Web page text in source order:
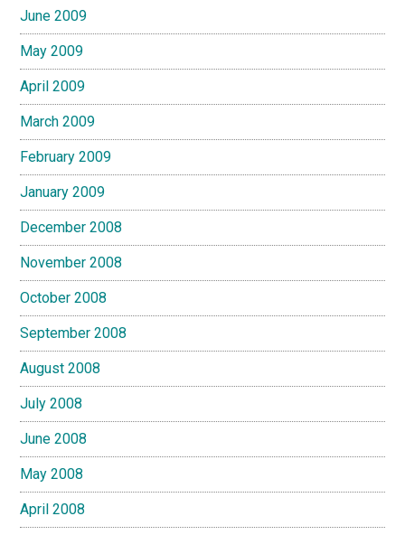
June 2009
May 2009
April 2009
March 2009
February 2009
January 2009
December 2008
November 2008
October 2008
September 2008
August 2008
July 2008
June 2008
May 2008
April 2008